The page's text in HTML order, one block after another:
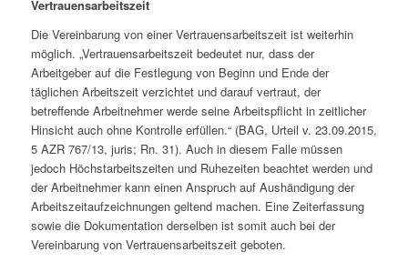
Vertrauensarbeitszeit
Die Vereinbarung von einer Vertrauensarbeitszeit ist weiterhin
möglich. „Vertrauensarbeitszeit bedeutet nur, dass der
Arbeitgeber auf die Festlegung von Beginn und Ende der
täglichen Arbeitszeit verzichtet und darauf vertraut, der
betreffende Arbeitnehmer werde seine Arbeitspflicht in zeitlicher
Hinsicht auch ohne Kontrolle erfüllen.“ (BAG, Urteil v. 23.09.2015,
5 AZR 767/13, juris; Rn. 31). Auch in diesem Falle müssen
jedoch Höchstarbeitszeiten und Ruhezeiten beachtet werden und
der Arbeitnehmer kann einen Anspruch auf Aushändigung der
Arbeitszeitaufzeichnungen geltend machen. Eine Zeiterfassung
sowie die Dokumentation derselben ist somit auch bei der
Vereinbarung von Vertrauensarbeitszeit geboten.